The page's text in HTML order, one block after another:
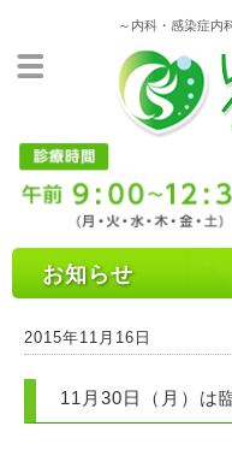
～内科・感染症内
お知らせ
2015年11月16日
11月30日（月）は